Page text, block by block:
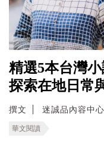
精選5本台灣
探索在地日常
撰文 迷誠品內容中心
華文閱讀